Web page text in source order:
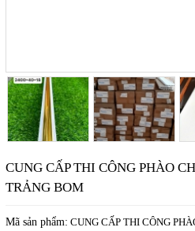
CUNG CẤP THI CÔNG PHÀO
TRẢNG BOM
Mã sản phẩm: CUNG CẤP THI CÔNG